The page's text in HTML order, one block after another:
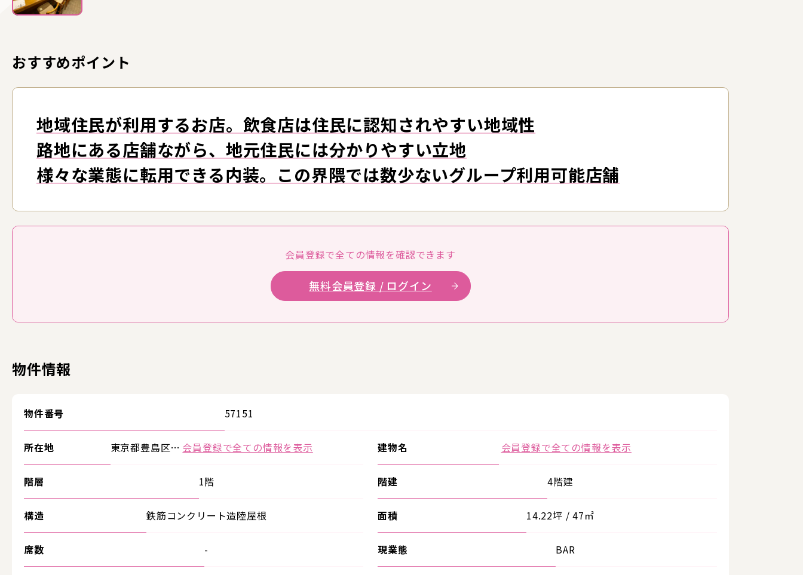
おすすめポイント
地域住民が利用するお店。飲食店は住民に認知されやすい地域性
路地にある店舗ながら、地元住民には分かりやすい立地
様々な業態に転用できる内装。この界隈では数少ないグループ利用可能店舗
会員登録で全ての情報を確認できます
無料会員登録 / ログイン
物件情報
物件番号 57151
所在地 東京都豊島区… 会員登録で全ての情報を表示 建物名 会員登録で全ての情報を表示
階層 1階 階建 4階建
構造 鉄筋コンクリート造陸屋根 面積 14.22坪 / 47㎡
席数 - 現業態 BAR